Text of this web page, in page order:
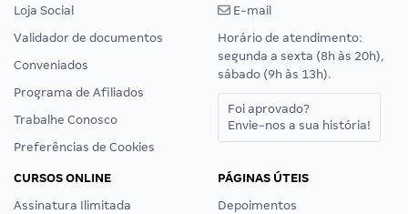
Loja Social
Validador de documentos
Conveniados
Programa de Afiliados
Trabalhe Conosco
Preferências de Cookies
E-mail
Horário de atendimento:
segunda a sexta (8h às 20h),
sábado (9h às 13h).
Foi aprovado?
Envie-nos a sua história!
CURSOS ONLINE
Assinatura Ilimitada
PÁGINAS ÚTEIS
Depoimentos